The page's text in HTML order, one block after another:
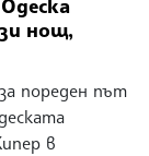
нощ,
пореден път
в